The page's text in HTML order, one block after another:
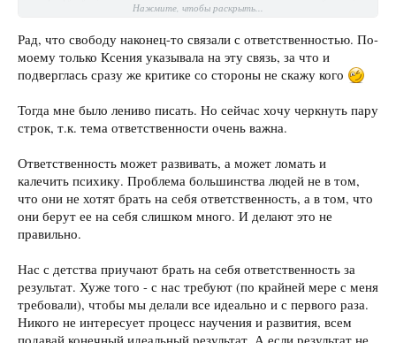
более того- я теперь не обязан делать то, что мне хочется.
Нажмите, чтобы раскрыть...
Рад, что свободу наконец-то связали с ответственностью. По-
моему только Ксения указывала на эту связь, за что и
подверглась сразу же критике со стороны не скажу кого
Тогда мне было лениво писать. Но сейчас хочу черкнуть пару
строк, т.к. тема ответственности очень важна.
Ответственность может развивать, а может ломать и
калечить психику. Проблема большинства людей не в том,
что они не хотят брать на себя ответственность, а в том, что
они берут ее на себя слишком много. И делают это не
правильно.
Нас с детства приучают брать на себя ответственность за
результат. Хуже того - с нас требуют (по крайней мере с меня
требовали), чтобы мы делали все идеально и с первого раза.
Никого не интересует процесс научения и развития, всем
подавай конечный идеальный результат. А если результат не